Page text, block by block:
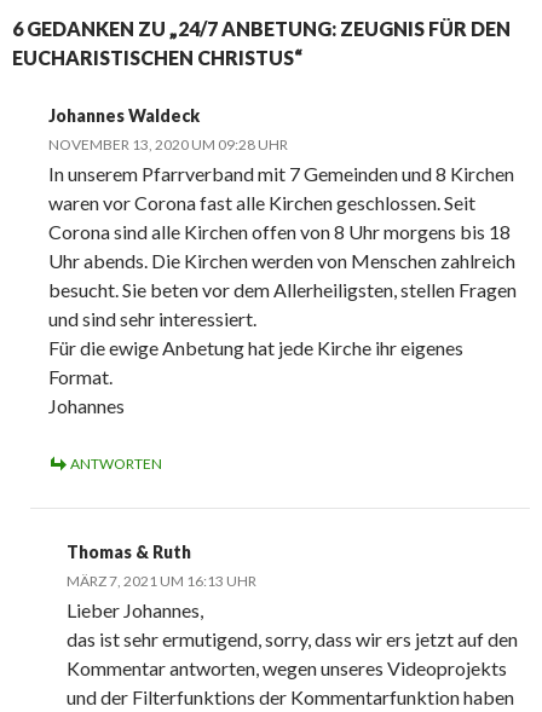
6 GEDANKEN ZU „24/7 ANBETUNG: ZEUGNIS FÜR DEN
EUCHARISTISCHEN CHRISTUS“
Johannes Waldeck
NOVEMBER 13, 2020 UM 09:28 UHR
In unserem Pfarrverband mit 7 Gemeinden und 8 Kirchen
waren vor Corona fast alle Kirchen geschlossen. Seit
Corona sind alle Kirchen offen von 8 Uhr morgens bis 18
Uhr abends. Die Kirchen werden von Menschen zahlreich
besucht. Sie beten vor dem Allerheiligsten, stellen Fragen
und sind sehr interessiert.
Für die ewige Anbetung hat jede Kirche ihr eigenes
Format.
Johannes
ANTWORTEN
Thomas & Ruth
MÄRZ 7, 2021 UM 16:13 UHR
Lieber Johannes,
das ist sehr ermutigend, sorry, dass wir ers jetzt auf den
Kommentar antworten, wegen unseres Videoprojekts
und der Filterfunktions der Kommentarfunktion haben